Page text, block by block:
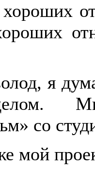
я
со
мой